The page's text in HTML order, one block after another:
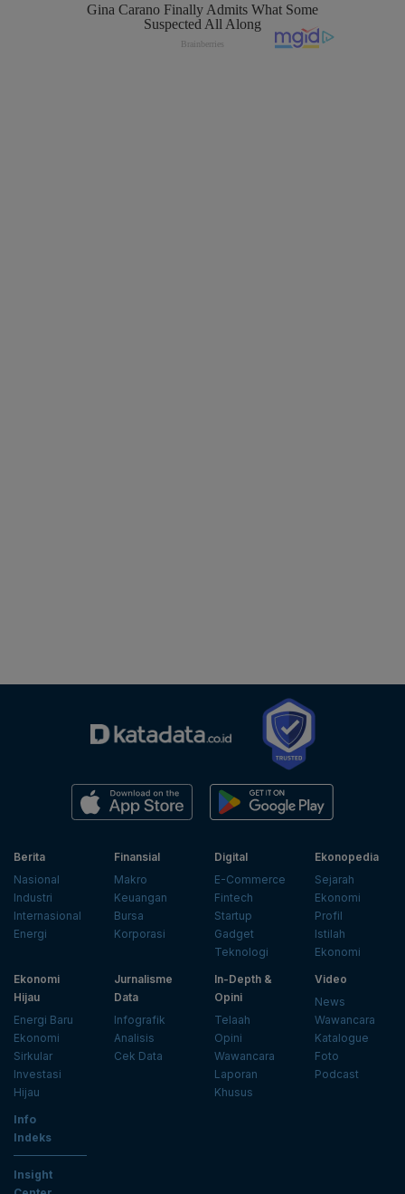
Berita
Nasional
Industri
Internasional
Energi
Finansial
Makro
Keuangan
Bursa
Korporasi
Digital
E-Commerce
Fintech
Startup
Gadget
Teknologi
Ekonopedia
Sejarah
Ekonomi
Profil
Istilah
Ekonomi
Ekonomi
Hijau
Energi Baru
Ekonomi
Sirkular
Investasi
Hijau
Jurnalisme
Data
Infografik
Analisis
Cek Data
In-Depth &
Opini
Telaah
Opini
Wawancara
Laporan
Khusus
Video
News
Wawancara
Katalogue
Foto
Podcast
Info
Indeks
Insight